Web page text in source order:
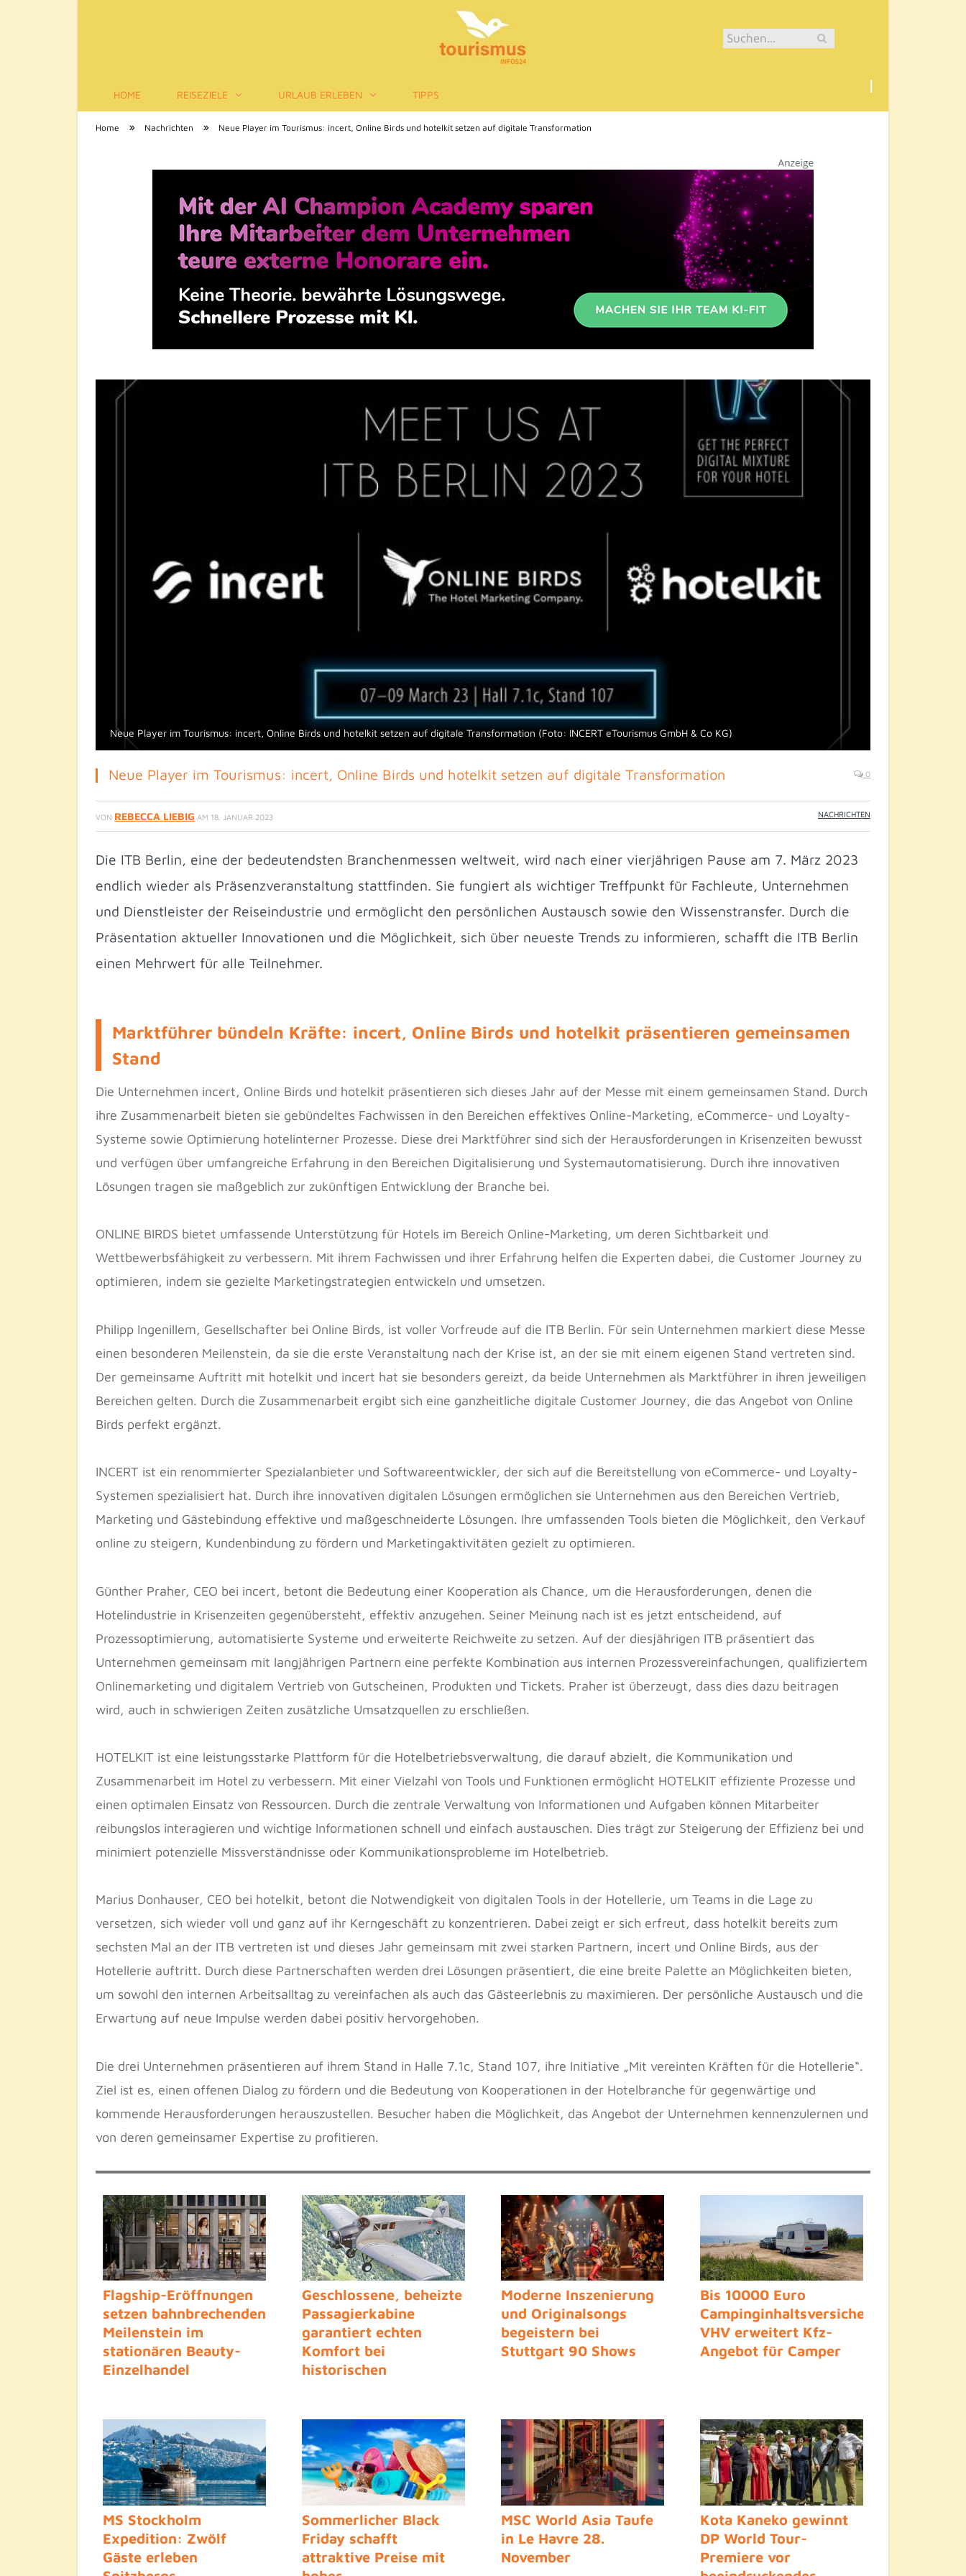
Tourismus-Infos
HOME REISEZIELE URLAUB ERLEBEN TIPPS
Home » Nachrichten » Neue Player im Tourismus: incert, Online Birds und hotelkit setzen auf digitale Transformation
Neue Player im Tourismus: incert, Online Birds und hotelkit setzen auf digitale Transformation (Foto: INCERT eTourismus GmbH & Co KG)
Neue Player im Tourismus: incert, Online Birds und hotelkit setzen auf digitale Transformation 0
VON REBECCA LIEBIG AM 18. JANUAR 2023 NACHRICHTEN
Die ITB Berlin, eine der bedeutendsten Branchenmessen weltweit, wird nach einer vierjährigen Pause am 7. März 2023
endlich wieder als Präsenzveranstaltung stattfinden. Sie fungiert als wichtiger Treffpunkt für Fachleute, Unternehmen
und Dienstleister der Reiseindustrie und ermöglicht den persönlichen Austausch sowie den Wissenstransfer. Durch die
Präsentation aktueller Innovationen und die Möglichkeit, sich über neueste Trends zu informieren, schafft die ITB Berlin
einen Mehrwert für alle Teilnehmer.
Marktführer bündeln Kräfte: incert, Online Birds und hotelkit präsentieren gemeinsamen
Stand
Die Unternehmen incert, Online Birds und hotelkit präsentieren sich dieses Jahr auf der Messe mit einem gemeinsamen Stand. Durch
ihre Zusammenarbeit bieten sie gebündeltes Fachwissen in den Bereichen effektives Online-Marketing, eCommerce- und Loyalty-
Systeme sowie Optimierung hotelinterner Prozesse. Diese drei Marktführer sind sich der Herausforderungen in Krisenzeiten bewusst
und verfügen über umfangreiche Erfahrung in den Bereichen Digitalisierung und Systemautomatisierung. Durch ihre innovativen
Lösungen tragen sie maßgeblich zur zukünftigen Entwicklung der Branche bei.
ONLINE BIRDS bietet umfassende Unterstützung für Hotels im Bereich Online-Marketing, um deren Sichtbarkeit und
Wettbewerbsfähigkeit zu verbessern. Mit ihrem Fachwissen und ihrer Erfahrung helfen die Experten dabei, die Customer Journey zu
optimieren, indem sie gezielte Marketingstrategien entwickeln und umsetzen.
Philipp Ingenillem, Gesellschafter bei Online Birds, ist voller Vorfreude auf die ITB Berlin. Für sein Unternehmen markiert diese Messe
einen besonderen Meilenstein, da sie die erste Veranstaltung nach der Krise ist, an der sie mit einem eigenen Stand vertreten sind.
Der gemeinsame Auftritt mit hotelkit und incert hat sie besonders gereizt, da beide Unternehmen als Marktführer in ihren jeweiligen
Bereichen gelten. Durch die Zusammenarbeit ergibt sich eine ganzheitliche digitale Customer Journey, die das Angebot von Online
Birds perfekt ergänzt.
INCERT ist ein renommierter Spezialanbieter und Softwareentwickler, der sich auf die Bereitstellung von eCommerce- und Loyalty-
Systemen spezialisiert hat. Durch ihre innovativen digitalen Lösungen ermöglichen sie Unternehmen aus den Bereichen Vertrieb,
Marketing und Gästebindung effektive und maßgeschneiderte Lösungen. Ihre umfassenden Tools bieten die Möglichkeit, den Verkauf
online zu steigern, Kundenbindung zu fördern und Marketingaktivitäten gezielt zu optimieren.
Günther Praher, CEO bei incert, betont die Bedeutung einer Kooperation als Chance, um die Herausforderungen, denen die
Hotelindustrie in Krisenzeiten gegenübersteht, effektiv anzugehen. Seiner Meinung nach ist es jetzt entscheidend, auf
Prozessoptimierung, automatisierte Systeme und erweiterte Reichweite zu setzen. Auf der diesjährigen ITB präsentiert das
Unternehmen gemeinsam mit langjährigen Partnern eine perfekte Kombination aus internen Prozessvereinfachungen, qualifiziertem
Onlinemarketing und digitalem Vertrieb von Gutscheinen, Produkten und Tickets. Praher ist überzeugt, dass dies dazu beitragen
wird, auch in schwierigen Zeiten zusätzliche Umsatzquellen zu erschließen.
HOTELKIT ist eine leistungsstarke Plattform für die Hotelbetriebsverwaltung, die darauf abzielt, die Kommunikation und
Zusammenarbeit im Hotel zu verbessern. Mit einer Vielzahl von Tools und Funktionen ermöglicht HOTELKIT effiziente Prozesse und
einen optimalen Einsatz von Ressourcen. Durch die zentrale Verwaltung von Informationen und Aufgaben können Mitarbeiter
reibungslos interagieren und wichtige Informationen schnell und einfach austauschen. Dies trägt zur Steigerung der Effizienz bei und
minimiert potenzielle Missverständnisse oder Kommunikationsprobleme im Hotelbetrieb.
Marius Donhauser, CEO bei hotelkit, betont die Notwendigkeit von digitalen Tools in der Hotellerie, um Teams in die Lage zu
versetzen, sich wieder voll und ganz auf ihr Kerngeschäft zu konzentrieren. Dabei zeigt er sich erfreut, dass hotelkit bereits zum
sechsten Mal an der ITB vertreten ist und dieses Jahr gemeinsam mit zwei starken Partnern, incert und Online Birds, aus der
Hotellerie auftritt. Durch diese Partnerschaften werden drei Lösungen präsentiert, die eine breite Palette an Möglichkeiten bieten,
um sowohl den internen Arbeitsalltag zu vereinfachen als auch das Gästeerlebnis zu maximieren. Der persönliche Austausch und die
Erwartung auf neue Impulse werden dabei positiv hervorgehoben.
Die drei Unternehmen präsentieren auf ihrem Stand in Halle 7.1c, Stand 107, ihre Initiative „Mit vereinten Kräften für die Hotellerie“.
Ziel ist es, einen offenen Dialog zu fördern und die Bedeutung von Kooperationen in der Hotelbranche für gegenwärtige und
kommende Herausforderungen herauszustellen. Besucher haben die Möglichkeit, das Angebot der Unternehmen kennenzulernen und
von deren gemeinsamer Expertise zu profitieren.
Flagship-Eröffnungen
setzen bahnbrechenden
Meilenstein im
stationären Beauty-
Einzelhandel
Geschlossene, beheizte
Passagierkabine
garantiert echten
Komfort bei
historischen
Moderne Inszenierung
und Originalsongs
begeistern bei
Stuttgart 90 Shows
Bis 10000 Euro
Campinginhaltsversicherung:
VHV erweitert Kfz-
Angebot für Camper
MS Stockholm
Expedition: Zwölf
Gäste erleben
Sommerlicher Black
Friday schafft
attraktive Preise mit
MSC World Asia Taufe
in Le Havre 28.
November
Kota Kaneko gewinnt
DP World Tour-
Premiere vor